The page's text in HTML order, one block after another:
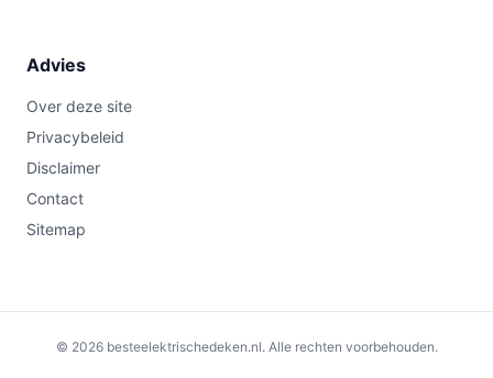
Advies
Over deze site
Privacybeleid
Disclaimer
Contact
Sitemap
© 2026 besteelektrischedeken.nl. Alle rechten voorbehouden.